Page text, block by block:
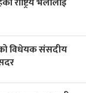
विधेयक संसदीय